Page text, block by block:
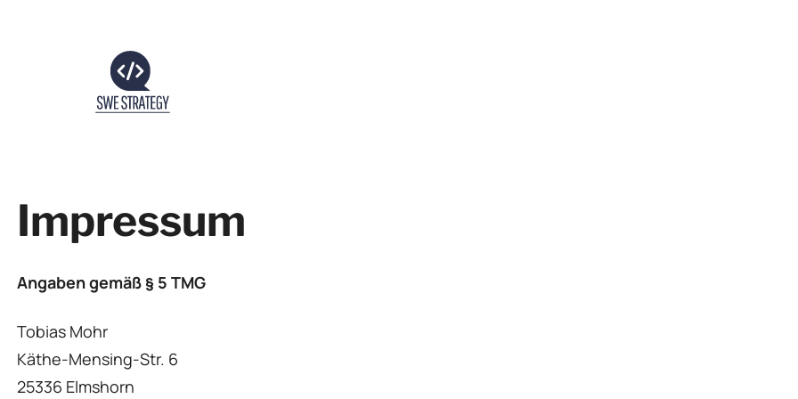
Impressum
Angaben gemäß § 5 TMG
Tobias Mohr
Käthe-Mensing-Str. 6
25336 Elmshorn